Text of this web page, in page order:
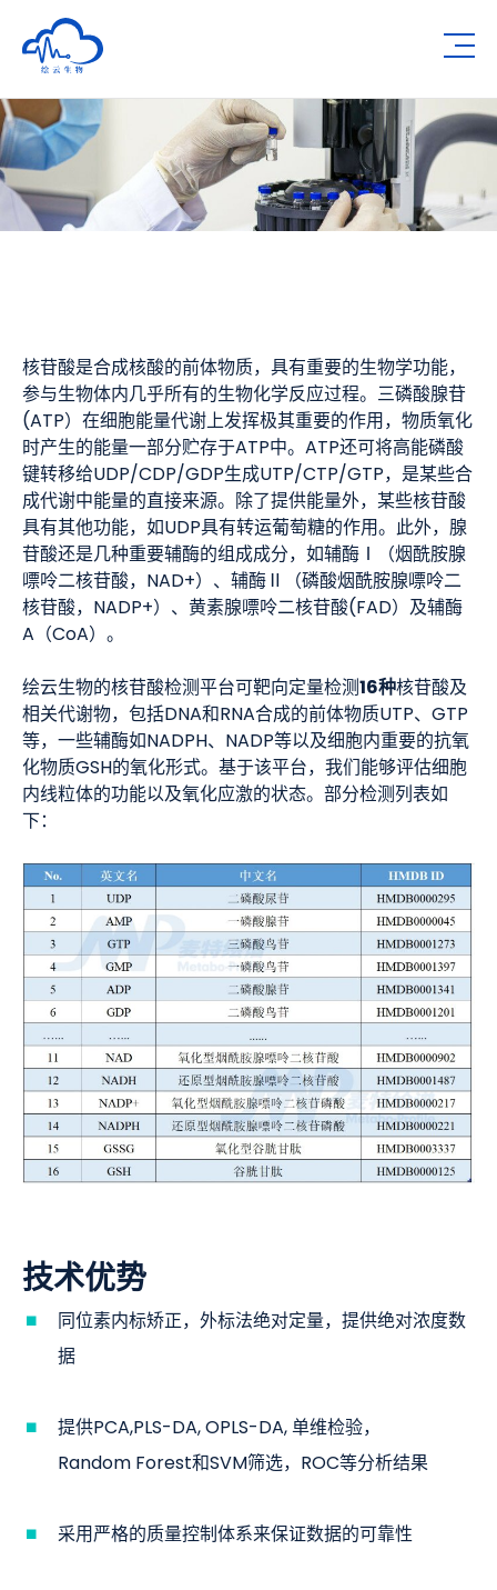
深圳市绘云生物科技有限公司
核苷酸是合成核酸的前体物质，具有重要的生物学功能，
参与生物体内几乎所有的生物化学反应过程。三磷酸腺苷
(ATP）在细胞能量代谢上发挥极其重要的作用，物质氧化
时产生的能量一部分贮存于ATP中。ATP还可将高能磷酸
键转移给UDP/CDP/GDP生成UTP/CTP/GTP，是某些合
成代谢中能量的直接来源。除了提供能量外，某些核苷酸
具有其他功能，如UDP具有转运葡萄糖的作用。此外，腺
苷酸还是几种重要辅酶的组成成分，如辅酶Ⅰ（烟酰胺腺
嘌呤二核苷酸，NAD+）、辅酶Ⅱ（磷酸烟酰胺腺嘌呤二
核苷酸，NADP+）、黄素腺嘌呤二核苷酸(FAD）及辅酶
A（CoA）。
绘云生物的核苷酸检测平台可靶向定量检测16种核苷酸及
相关代谢物，包括DNA和RNA合成的前体物质UTP、GTP
等，一些辅酶如NADPH、NADP等以及细胞内重要的抗氧
化物质GSH的氧化形式。基于该平台，我们能够评估细胞
内线粒体的功能以及氧化应激的状态。部分检测列表如
下：
技术优势
同位素内标矫正，外标法绝对定量，提供绝对浓度数
据
提供PCA,PLS-DA, OPLS-DA, 单维检验，
Random Forest和SVM筛选，ROC等分析结果
采用严格的质量控制体系来保证数据的可靠性